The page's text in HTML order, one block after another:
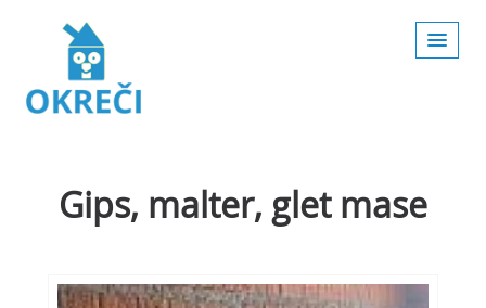
Gips, malter, glet mase